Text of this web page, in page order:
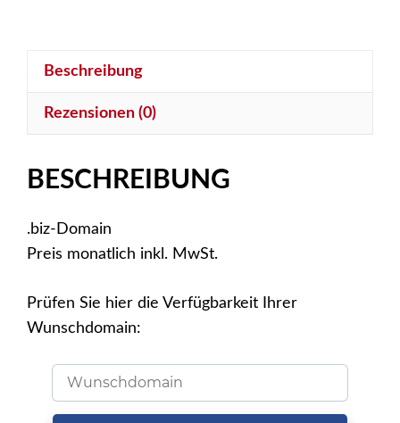
Beschreibung
Rezensionen (0)
BESCHREIBUNG
.biz-Domain
Preis monatlich inkl. MwSt.
Prüfen Sie hier die Verfügbarkeit Ihrer
Wunschdomain: